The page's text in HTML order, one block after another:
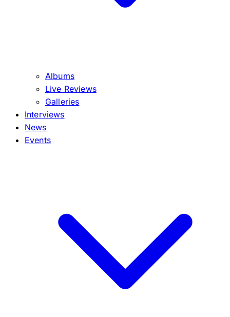
Albums
Live Reviews
Galleries
Interviews
News
Events